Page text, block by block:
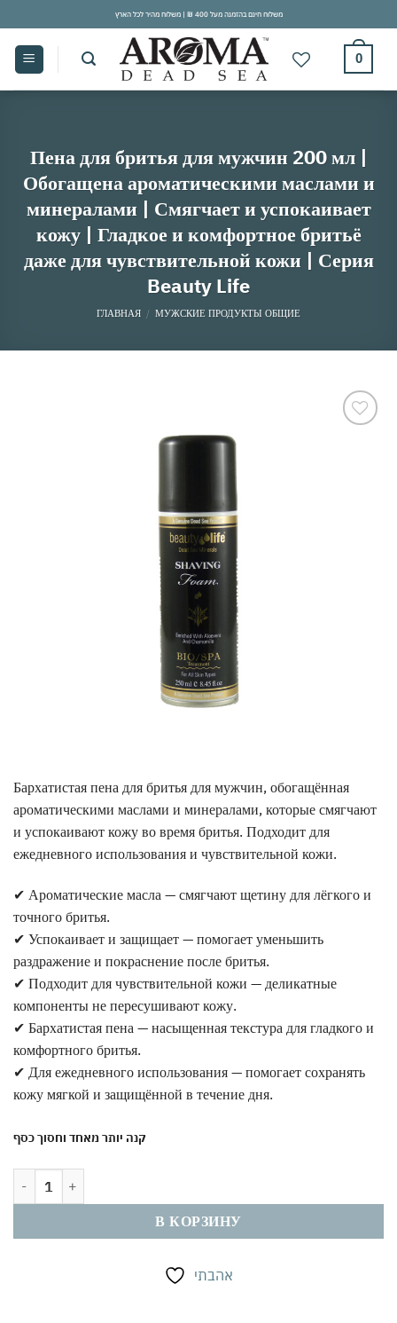
to
content
משלוח חינם בהזמנה מעל 400 ₪ | משלוח מהיר לכל הארץ
0
Пена для бритья для мужчин 200 мл |
Обогащена ароматическими маслами и
минералами | Смягчает и успокаивает
кожу | Гладкое и комфортное бритьё
даже для чувствительной кожи | Серия
Beauty Life
ГЛАВНАЯ / МУЖСКИЕ ПРОДУКТЫ ОБЩИЕ
Бархатистая пена для бритья для мужчин, обогащённая
ароматическими маслами и минералами, которые смягчают
и успокаивают кожу во время бритья. Подходит для
ежедневного использования и чувствительной кожи.
✔ Ароматические масла — смягчают щетину для лёгкого и
точного бритья.
✔ Успокаивает и защищает — помогает уменьшить
раздражение и покраснение после бритья.
✔ Подходит для чувствительной кожи — деликатные
компоненты не пересушивают кожу.
✔ Бархатистая пена — насыщенная текстура для гладкого и
комфортного бритья.
✔ Для ежедневного использования — помогает сохранять
кожу мягкой и защищённой в течение дня.
קנה יותר מאחד וחסוך כסף
В КОРЗИНУ
אהבתי